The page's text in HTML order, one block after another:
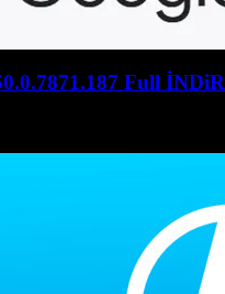
Full İNDiR